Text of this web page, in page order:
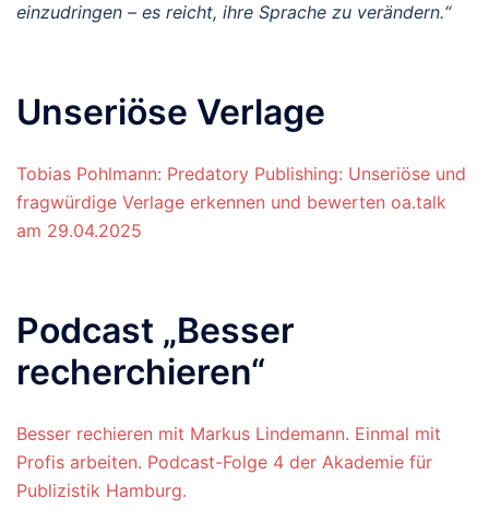
einzudringen – es reicht, ihre Sprache zu verändern.“
Unseriöse Verlage
Tobias Pohlmann: Predatory Publishing: Unseriöse und
fragwürdige Verlage erkennen und bewerten oa.talk
am 29.04.2025
Podcast „Besser
recherchieren“
Besser rechieren mit Markus Lindemann. Einmal mit
Profis arbeiten. Podcast-Folge 4 der Akademie für
Publizistik Hamburg.